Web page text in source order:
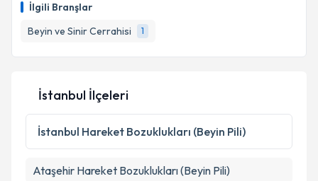
İlgili Branşlar
Beyin ve Sinir Cerrahisi
1
E-posta Adresiniz
Kişisel verilerimin işlenmesine ilişkin
Metni'ni okudum ve kişisel verilerimin belirtilen
kapsamda işlenmesini kabul ediyorum.
İstanbul İlçeleri
İstanbul Hareket Bozuklukları (Beyin Pili)
Ataşehir Hareket Bozuklukları (Beyin Pili)